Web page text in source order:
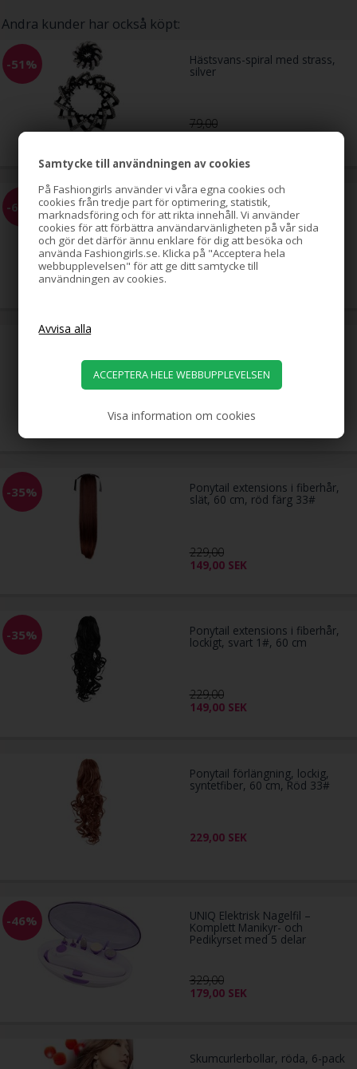
Samtycke till användningen av cookies
På Fashiongirls använder vi våra egna cookies och
cookies från tredje part för optimering, statistik,
marknadsföring och för att rikta innehåll. Vi använder
cookies för att förbättra användarvänligheten på vår sida
och gör det därför ännu enklare för dig att besöka och
använda Fashiongirls.se. Klicka på "Acceptera hela
webbupplevelsen" för att ge ditt samtycke till
användningen av cookies.
Visa information om cookies
Andra kunder har också köpt:
-51% Hästsvans-spiral med strass,
silver
79,00
39,00SEK
-61% LYXO Sport hårsnoddar,
svarta, 10-pack
49,00
mörkblond 4/27#
SEK
-35% Ponytail extensions i fiberhår,
slät, 60 cm, röd färg 33#
229,00
149,00 SEK
-35% Ponytail extensions i fiberhår,
lockigt, svart 1#, 60 cm
229,00
149,00 SEK
Ponytail förlängning, lockig,
syntetfiber, 60 cm, Röd 33#
229,00 SEK
-46% UNIQ Elektrisk Nagelfil –
Komplett Manikyr- och
Pedikyrset med 5 delar
329,00
179,00 SEK
Skumcurlerbollar, röda, 6-pack